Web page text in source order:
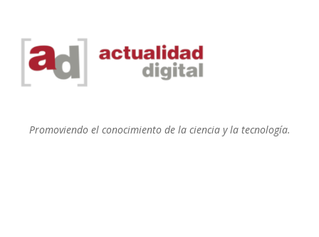
Promoviendo el conocimiento de la ciencia y la tecnología.